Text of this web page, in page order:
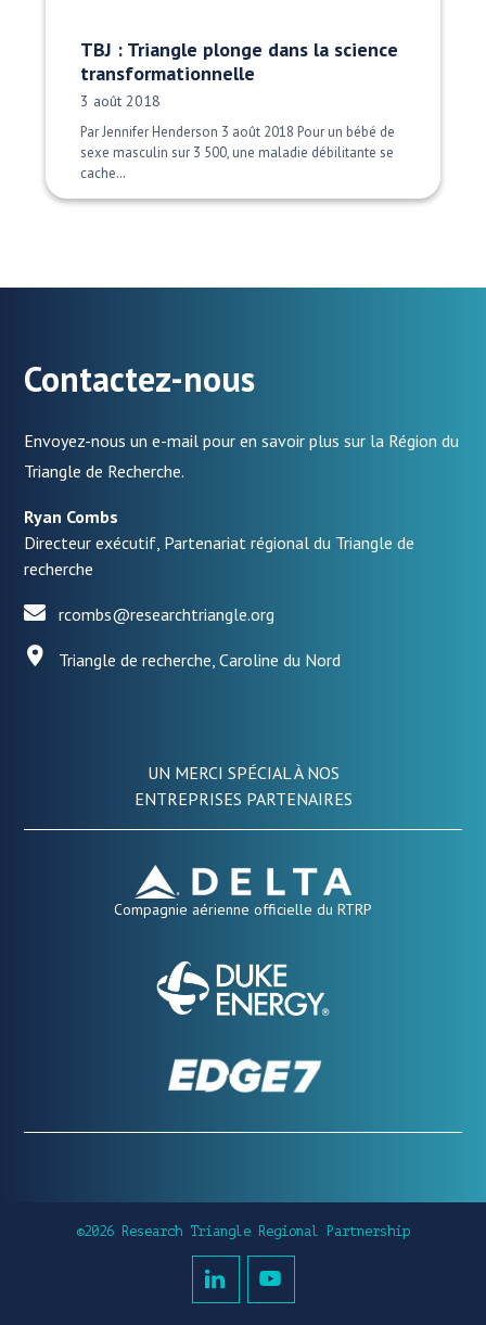
TBJ : Triangle plonge dans la science
transformationnelle
Date publiée:
3 août 2018
Par Jennifer Henderson 3 août 2018 Pour un bébé de
sexe masculin sur 3 500, une maladie débilitante se
cache…
Contactez-nous
Envoyez-nous un e-mail pour en savoir plus sur la Région du
Triangle de Recherche.
Ryan Combs
Directeur exécutif, Partenariat régional du Triangle de
recherche
rcombs@researchtriangle.org
Triangle de recherche, Caroline du Nord
UN MERCI SPÉCIAL À NOS
ENTREPRISES PARTENAIRES
Compagnie aérienne officielle du RTRP
©2026 Research Triangle Regional Partnership